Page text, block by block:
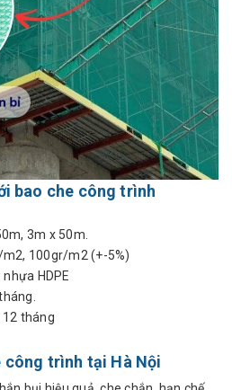
bao che công trình
3m x 50m.
100gr/m2 (+-5%)
HDPE
12 tháng
công trình tại Hà Nội